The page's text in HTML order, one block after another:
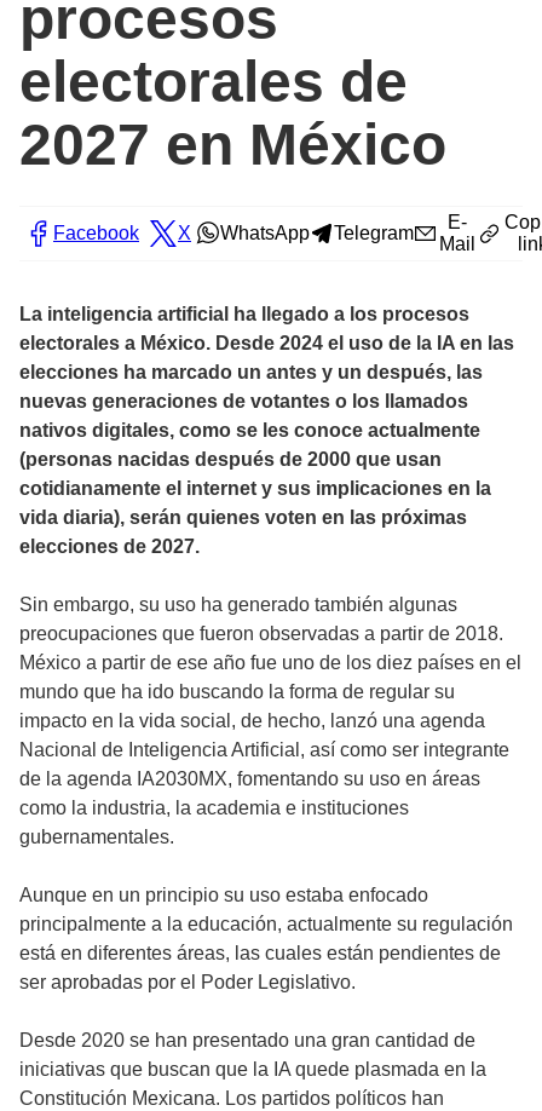
procesos
electorales de
2027 en México
Facebook X WhatsApp Telegram
E-
Mail
La inteligencia artificial ha llegado a los procesos
electorales a México. Desde 2024 el uso de la IA en las
elecciones ha marcado un antes y un después, las
nuevas generaciones de votantes o los llamados
nativos digitales, como se les conoce actualmente
(personas nacidas después de 2000 que usan
cotidianamente el internet y sus implicaciones en la
vida diaria), serán quienes voten en las próximas
elecciones de 2027.
Sin embargo, su uso ha generado también algunas
preocupaciones que fueron observadas a partir de 2018.
México a partir de ese año fue uno de los diez países en el
mundo que ha ido buscando la forma de regular su
impacto en la vida social, de hecho, lanzó una agenda
Nacional de Inteligencia Artificial, así como ser integrante
de la agenda IA2030MX, fomentando su uso en áreas
como la industria, la academia e instituciones
gubernamentales.
Aunque en un principio su uso estaba enfocado
principalmente a la educación, actualmente su regulación
está en diferentes áreas, las cuales están pendientes de
ser aprobadas por el Poder Legislativo.
Desde 2020 se han presentado una gran cantidad de
iniciativas que buscan que la IA quede plasmada en la
Constitución Mexicana. Los partidos políticos han